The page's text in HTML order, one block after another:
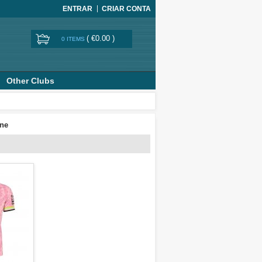
ENTRAR CRIAR CONTA
0 ITEMS ( €0.00 )
Other Clubs